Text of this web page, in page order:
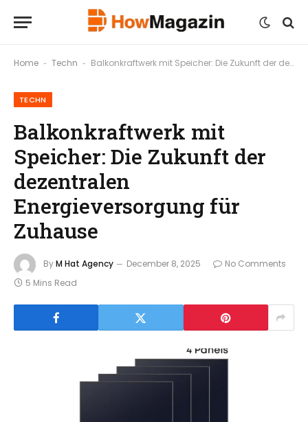
Home - Techn - Balkonkraftwerk mit Speicher: Die Zukunft der dezentralen Energieversorgung für Zuhause
TECHN
Balkonkraftwerk mit
Speicher: Die Zukunft der
dezentralen
Energieversorgung für
Zuhause
ByM Hat Agency December 8, 2025
No Comments
5 Mins Read